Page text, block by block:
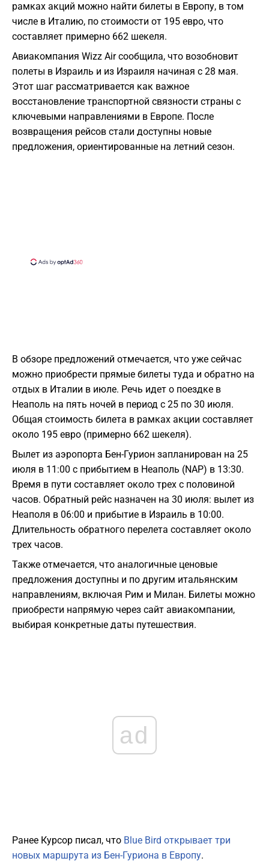
рамках акций можно найти билеты в Европу, в том
числе в Италию, по стоимости от 195 евро, что
составляет примерно 662 шекеля.
Авиакомпания Wizz Air сообщила, что возобновит
полеты в Израиль и из Израиля начиная с 28 мая.
Этот шаг рассматривается как важное
восстановление транспортной связности страны с
ключевыми направлениями в Европе. После
возвращения рейсов стали доступны новые
предложения, ориентированные на летний сезон.
В обзоре предложений отмечается, что уже сейчас
можно приобрести прямые билеты туда и обратно на
отдых в Италии в июле. Речь идет о поездке в
Неаполь на пять ночей в период с 25 по 30 июля.
Общая стоимость билета в рамках акции составляет
около 195 евро (примерно 662 шекеля).
Вылет из аэропорта Бен-Гурион запланирован на 25
июля в 11:00 с прибытием в Неаполь (NAP) в 13:30.
Время в пути составляет около трех с половиной
часов. Обратный рейс назначен на 30 июля: вылет из
Неаполя в 06:00 и прибытие в Израиль в 10:00.
Длительность обратного перелета составляет около
трех часов.
Также отмечается, что аналогичные ценовые
предложения доступны и по другим итальянским
направлениям, включая Рим и Милан. Билеты можно
приобрести напрямую через сайт авиакомпании,
выбирая конкретные даты путешествия.
ad
Ранее Курсор писал, что Blue Bird открывает три
новых маршрута из Бен-Гуриона в Европу.